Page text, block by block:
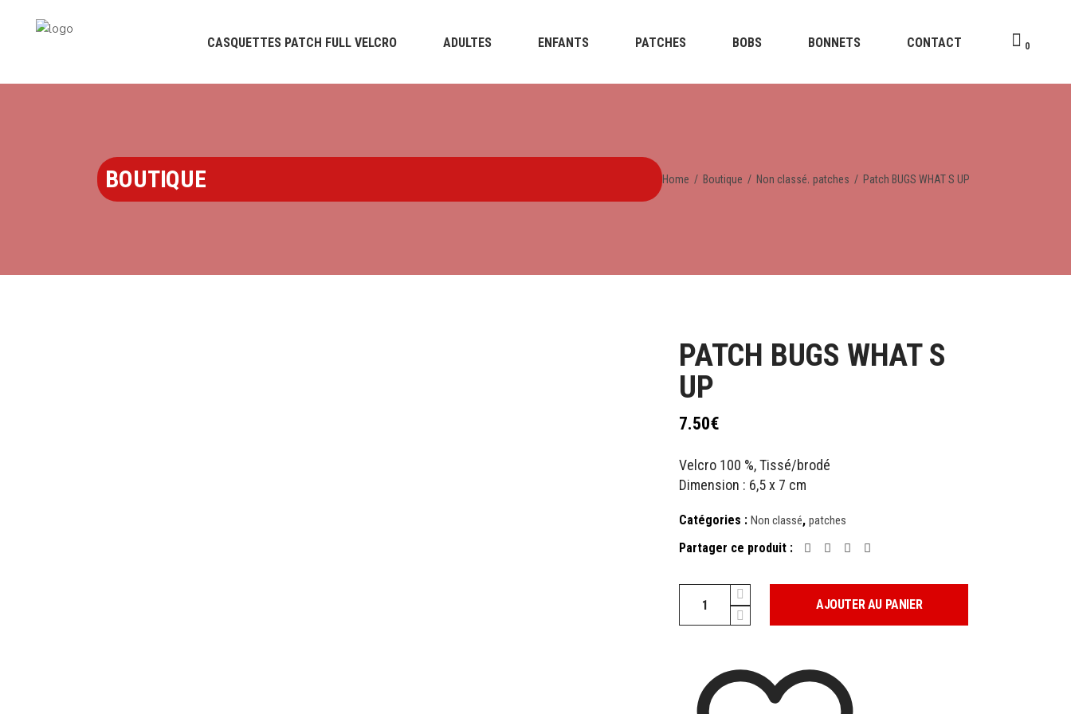
CASQUETTES PATCH FULL VELCRO ADULTES ENFANTS PATCHES BOBS BONNETS CONTACT 0
BOUTIQUE Home / Boutique / Non classé patches / Patch BUGS WHAT S UP
PATCH BUGS WHAT S
UP
7.50€
Velcro 100 %, Tissé/brodé
Dimension : 6,5 x 7 cm
Catégories : Non classé, patches
Partager ce produit :
BUGS
quantity
AJOUTER AU PANIER